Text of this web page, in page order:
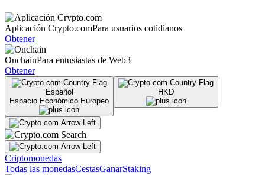
Aplicación Crypto.comPara usuarios cotidianos
Obtener
OnchainPara entusiastas de Web3
Obtener
Español
Espacio Económico Europeo
HKD
Criptomonedas
Todas las monedasCestasGanarStaking